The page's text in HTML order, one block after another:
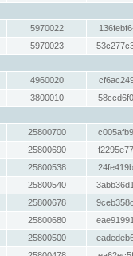
5970022
5970023
4960020
3800010
25800700
25800690
25800538
25800540
25800678
25800680
25800500